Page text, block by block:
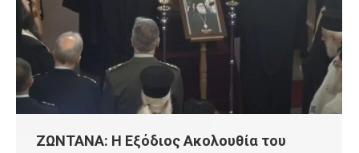
ΖΩΝΤΑΝΑ: Η Εξόδιος Ακολουθία του